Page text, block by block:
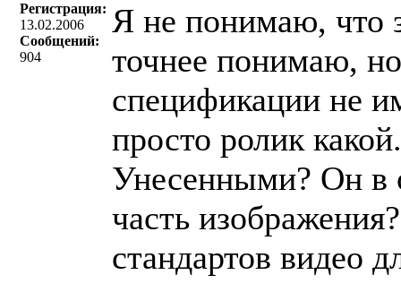
Регистрация:
13.02.2006
Сообщений:
904
Я не понимаю, что
точнее понимаю,
спецификации не
просто ролик
Унесенными? Он в
часть
стандартов видео